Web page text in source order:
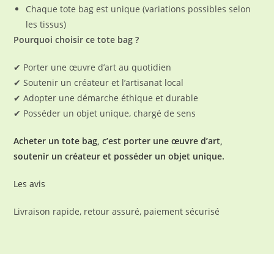
Chaque tote bag est unique (variations possibles selon
les tissus)
Pourquoi choisir ce tote bag ?
✔ Porter une œuvre d’art au quotidien
✔ Soutenir un créateur et l’artisanat local
✔ Adopter une démarche éthique et durable
✔ Posséder un objet unique, chargé de sens
Acheter un tote bag, c’est porter une œuvre d’art,
soutenir un créateur et posséder un objet unique.
Les avis
Livraison rapide, retour assuré, paiement sécurisé